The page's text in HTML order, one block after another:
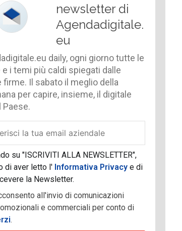
newsletter di
Agendadigitale.
eu
daily, ogni giorno tutte le
i temi più caldi spiegati dalle
firme. Il sabato il meglio della
per capire, insieme, il digitale
Paese.
su "ISCRIVITI ALLA NEWSLETTER",
di aver letto l' Informativa Privacye di
la Newsletter.
all'invio di comunicazioni
e commerciali per conto di
.